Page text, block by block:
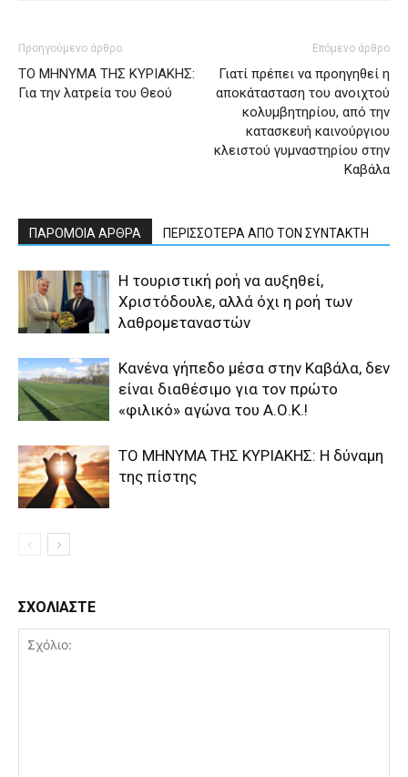
Προηγούμενο άρθρο
ΤΟ ΜΗΝΥΜΑ ΤΗΣ ΚΥΡΙΑΚΗΣ:
Για την λατρεία του Θεού
Επόμενο άρθρο
Γιατί πρέπει να προηγηθεί η
αποκάτασταση του ανοιχτού
κολυμβητηρίου, από την
κατασκευή καινούργιου
κλειστού γυμναστηρίου στην
Καβάλα
ΠΑΡΟΜΟΙΑ ΑΡΘΡΑ ΠΕΡΙΣΣΟΤΕΡΑ ΑΠΟ ΤΟΝ ΣΥΝΤΑΚΤΗ
Η τουριστική ροή να αυξηθεί,
Χριστόδουλε, αλλά όχι η ροή των
λαθρομεταναστών
Κανένα γήπεδο μέσα στην Καβάλα, δεν
είναι διαθέσιμο για τον πρώτο
«φιλικό» αγώνα του Α.Ο.Κ.!
ΤΟ ΜΗΝΥΜΑ ΤΗΣ ΚΥΡΙΑΚΗΣ: Η δύναμη
της πίστης
ΣΧΟΛΙΑΣΤΕ